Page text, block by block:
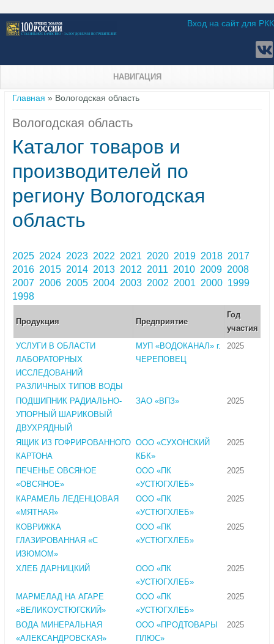
Вход на сайт для РКК
НАВИГАЦИЯ
Вы здесь
Главная » Вологодская область
Вологодская область
Каталог товаров и
производителей по
региону Вологодская
область
2025 2024 2023 2022 2021 2020 2019 2018 2017
2016 2015 2014 2013 2012 2011 2010 2009 2008
2007 2006 2005 2004 2003 2002 2001 2000 1999
1998
Продукция Предприятие
Год
участия
УСЛУГИ В ОБЛАСТИ
ЛАБОРАТОРНЫХ
ИССЛЕДОВАНИЙ
РАЗЛИЧНЫХ ТИПОВ ВОДЫ
МУП «ВОДОКАНАЛ» г.
ЧЕРЕПОВЕЦ
2025
ПОДШИПНИК РАДИАЛЬНО-
УПОРНЫЙ ШАРИКОВЫЙ
ДВУХРЯДНЫЙ
ЗАО «ВПЗ» 2025
ЯЩИК ИЗ ГОФРИРОВАННОГО
КАРТОНА
ООО «СУХОНСКИЙ
КБК»
2025
ПЕЧЕНЬЕ ОВСЯНОЕ
«ОВСЯНОЕ»
ООО «ПК
«УСТЮГХЛЕБ»
2025
КАРАМЕЛЬ ЛЕДЕНЦОВАЯ
«МЯТНАЯ»
ООО «ПК
«УСТЮГХЛЕБ»
2025
КОВРИЖКА
ГЛАЗИРОВАННАЯ «С
ИЗЮМОМ»
ООО «ПК
«УСТЮГХЛЕБ»
2025
ХЛЕБ ДАРНИЦКИЙ
ООО «ПК
«УСТЮГХЛЕБ»
2025
МАРМЕЛАД НА АГАРЕ
«ВЕЛИКОУСТЮГСКИЙ»
ООО «ПК
«УСТЮГХЛЕБ»
2025
ВОДА МИНЕРАЛЬНАЯ
«АЛЕКСАНДРОВСКАЯ»
ООО «ПРОДТОВАРЫ
ПЛЮС»
2025